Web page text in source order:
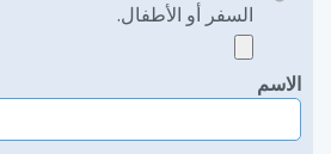
السفر أو الأطفال.
الاسم